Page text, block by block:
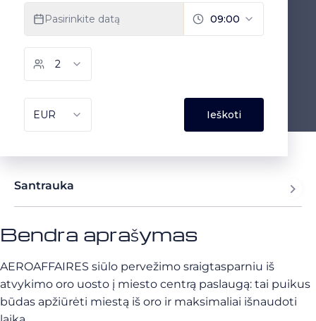
Santrauka
Bendra aprašymas
AEROAFFAIRES siūlo pervežimo sraigtasparniu iš
atvykimo oro uosto į miesto centrą paslaugą: tai puikus
būdas apžiūrėti miestą iš oro ir maksimaliai išnaudoti